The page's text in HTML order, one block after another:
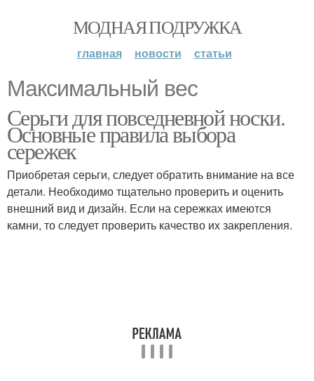
МОДНАЯ ПОДРУЖКА
главная новости статьи
Максимальный вес
Серьги для повседневной носки.
Основные правила выбора
сережек
Приобретая серьги, следует обратить внимание на все
детали. Необходимо тщательно проверить и оценить
внешний вид и дизайн. Если на сережках имеются
камни, то следует проверить качество их закрепления.